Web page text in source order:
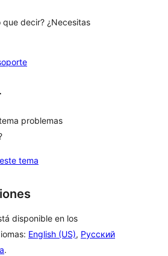
que decir? ¿Necesitas
problemas
tema
disponible en los
English (US), Русский
.